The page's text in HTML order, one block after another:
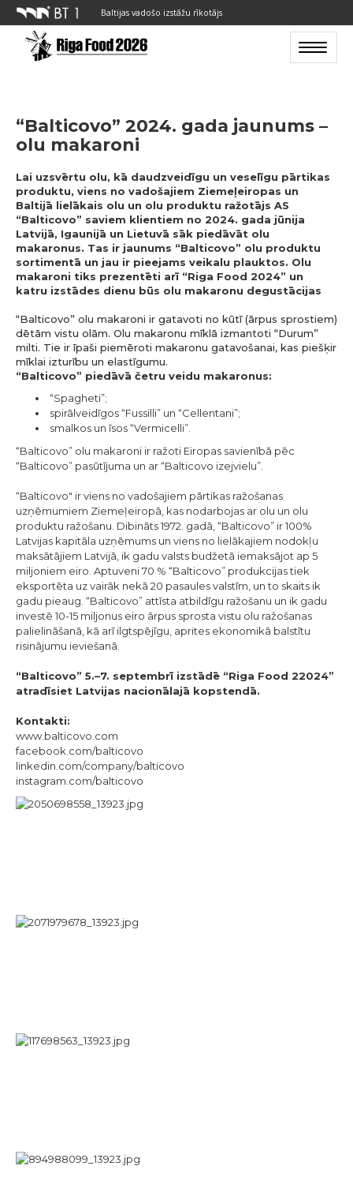
Baltijas vadošo izstāžu rīkotājs
Toggle
“Balticovo” 2024. gada jaunums –
olu makaroni
Lai uzsvērtu olu, kā daudzveidīgu un veselīgu pārtikas
produktu, viens no vadošajiem Ziemeļeiropas un
Baltijā lielākais olu un olu produktu ražotājs AS
“Balticovo” saviem klientiem no 2024. gada jūnija
Latvijā, Igaunijā un Lietuvā sāk piedāvāt olu
makaronus. Tas ir jaunums “Balticovo” olu produktu
sortimentā un jau ir pieejams veikalu plauktos. Olu
makaroni tiks prezentēti arī “Riga Food 2024” un
katru izstādes dienu būs olu makaronu degustācijas
“Balticovo” olu makaroni ir gatavoti no kūtī (ārpus sprostiem)
dētām vistu olām. Olu makaronu mīklā izmantoti “Durum”
milti. Tie ir īpaši piemēroti makaronu gatavošanai, kas piešķir
mīklai izturību un elastīgumu.
“Balticovo” piedāvā četru veidu makaronus:
“Spagheti”;
spirālveidīgos “Fussilli” un “Cellentani”;
smalkos un īsos “Vermicelli”.
“Balticovo” olu makaroni ir ražoti Eiropas savienībā pēc
“Balticovo” pasūtījuma un ar “Balticovo izejvielu”.
“Balticovo" ir viens no vadošajiem pārtikas ražošanas
uzņēmumiem Ziemeļeiropā, kas nodarbojas ar olu un olu
produktu ražošanu. Dibināts 1972. gadā, “Balticovo” ir 100%
Latvijas kapitāla uzņēmums un viens no lielākajiem nodokļu
maksātājiem Latvijā, ik gadu valsts budžetā iemaksājot ap 5
miljoniem eiro. Aptuveni 70 % “Balticovo” produkcijas tiek
eksportēta uz vairāk nekā 20 pasaules valstīm, un to skaits ik
gadu pieaug. “Balticovo” attīsta atbildīgu ražošanu un ik gadu
investē 10-15 miljonus eiro ārpus sprosta vistu olu ražošanas
palielināšanā, kā arī ilgtspējīgu, aprites ekonomikā balstītu
risinājumu ieviešanā.
“Balticovo” 5.–7. septembrī izstādē “Riga Food 22024”
atradīsiet Latvijas nacionālajā kopstendā.
Kontakti:
www.balticovo.com
facebook.com/balticovo
linkedin.com/company/balticovo
instagram.com/balticovo